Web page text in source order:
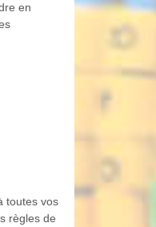
en
toutes vos
règles de